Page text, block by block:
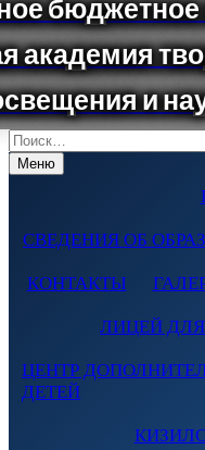
Поиск
по:Меню
СВЕДЕНИЯ ОБ
КОНТАКТЫ
ЛИЦЕЙ
ЦЕНТР
ДЕТЕЙ